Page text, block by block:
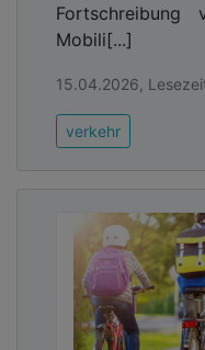
Fortschreibung
Mobili[...]
15.04.2026,
verkehr